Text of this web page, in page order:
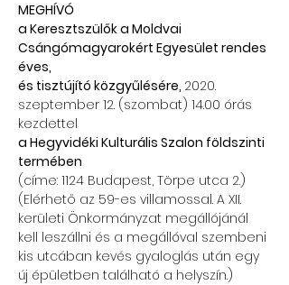
MEGHÍVÓ
a Keresztszülők a Moldvai
Csángómagyarokért Egyesület rendes
éves,
és tisztújító közgyűlésére, 2020.
szeptember 12. (szombat) 14.00 órás
kezdettel
a Hegyvidéki Kulturális Szalon földszinti
termében
(címe: 1124 Budapest, Törpe utca 2.)
(Elérhető az 59-es villamossal. A XII.
kerületi Önkormányzat megállójánál
kell leszállni és a megállóval szembeni
kis utcában kevés gyaloglás után egy
új épületben található a helyszín.)